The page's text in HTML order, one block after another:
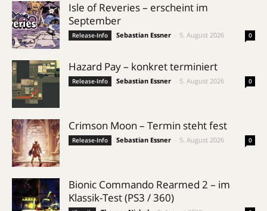
Isle of Reveries – erscheint im
September
Release-Info Sebastian Essner 5. August 2026 0
Hazard Pay – konkret terminiert
Release-Info Sebastian Essner 5. August 2026 0
Crimson Moon – Termin steht fest
Release-Info Sebastian Essner 5. August 2026 0
Bionic Commando Rearmed 2 – im
Klassik-Test (PS3 / 360)